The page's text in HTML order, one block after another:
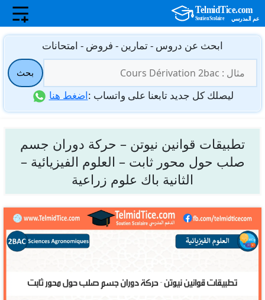
انتقل
المحتوى
ابحث عن دروس - تمارين - فروض - امتحانات
عن:
بحث
ليصلك كل جديد تابعنا على واتساب :اضغط هنا
تطبيقات قوانين نيوتن – حركة دوران جسم
صلب حول محور ثابت – العلوم الفيزيائية –
الثانية باك علوم زراعية